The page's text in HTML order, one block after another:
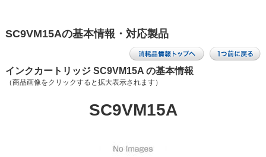
SC9VM15Aの基本情報・対応製品
インクカートリッジ SC9VM15A の基本情報
（商品画像をクリックすると拡大表示されます）
SC9VM15A